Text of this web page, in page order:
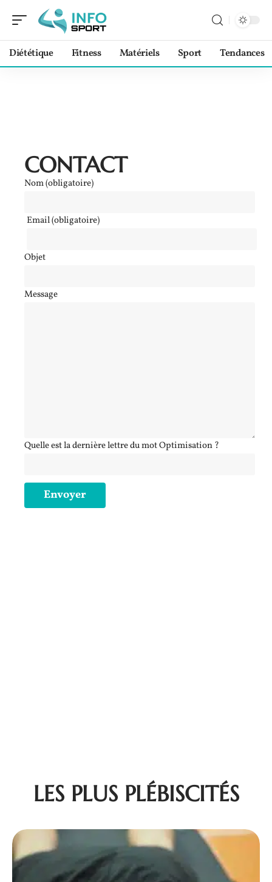
Diététique Fitness Matériels Sport Tendances
CONTACT
Nom (obligatoire)
Email (obligatoire)
Objet
Message
Quelle est la dernière lettre du mot Optimisation ?
LES PLUS PLÉBISCITÉS